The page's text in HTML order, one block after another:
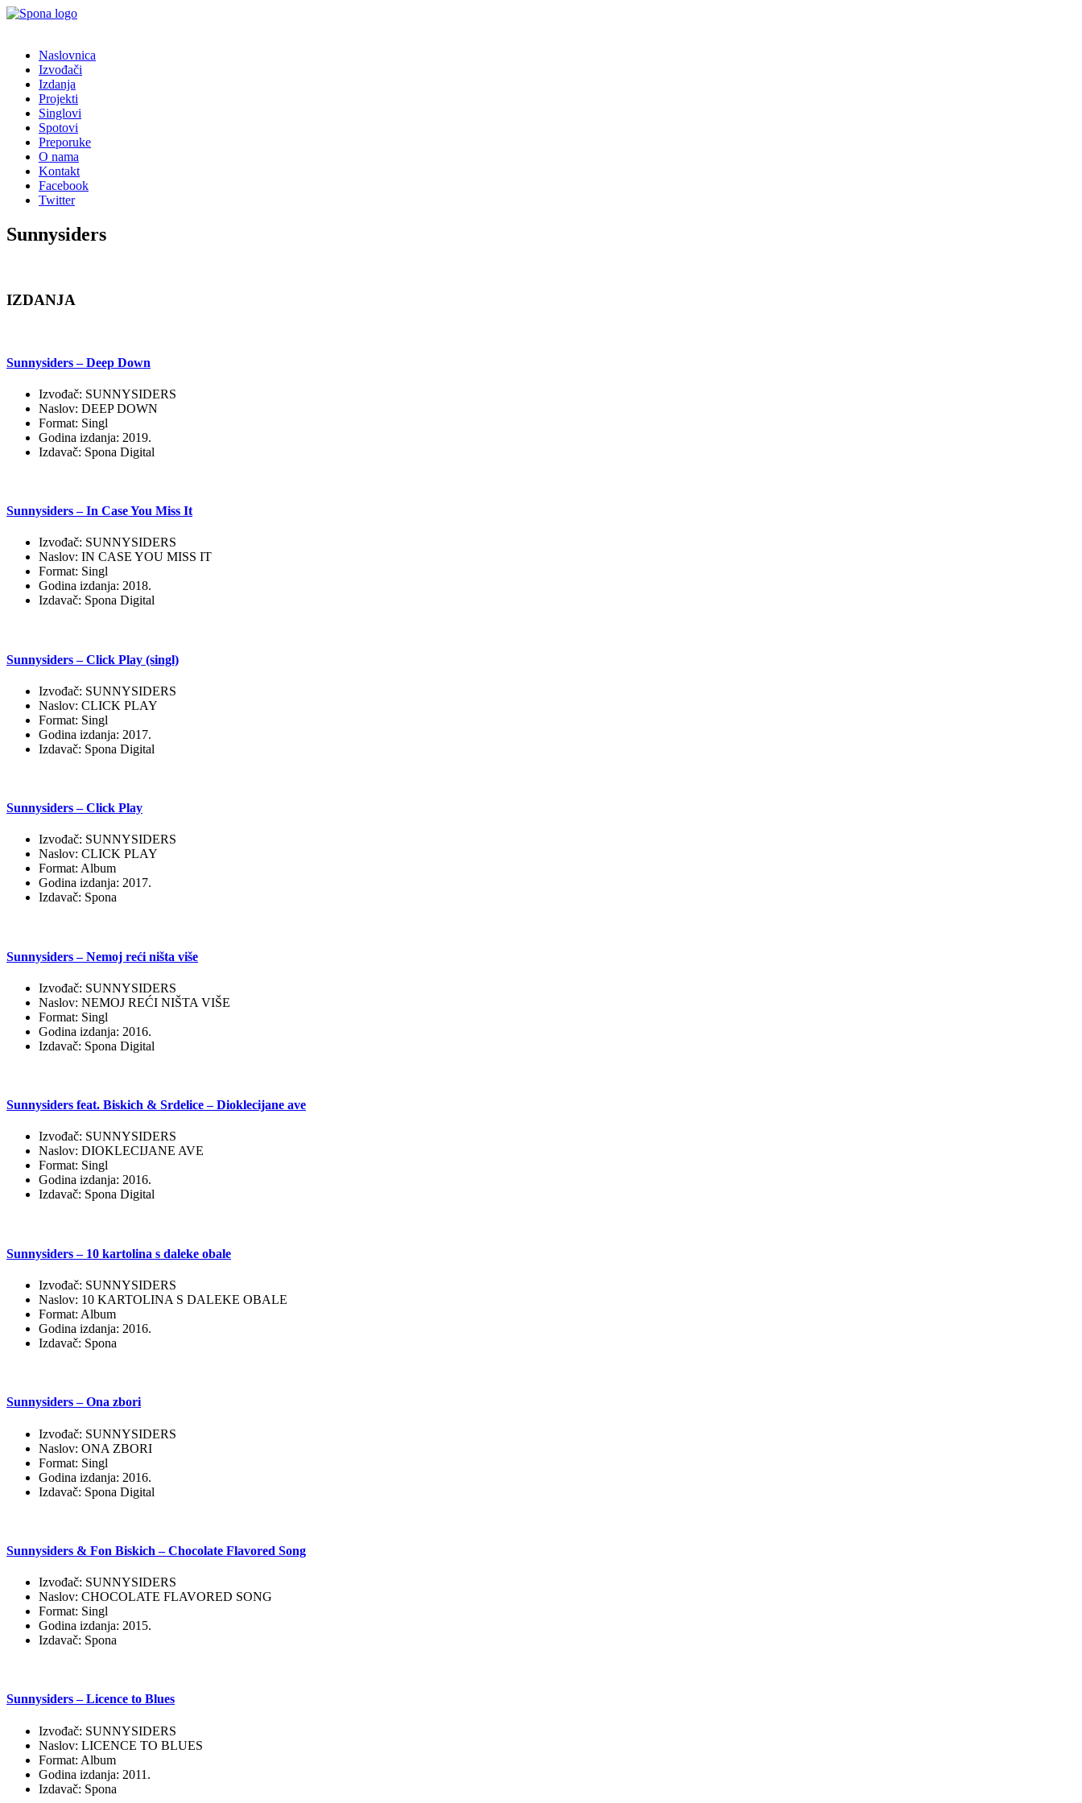
Naslovnica
Izvođači
Izdanja
Projekti
Singlovi
Spotovi
Preporuke
O nama
Kontakt
Facebook
Twitter
Sunnysiders
IZDANJA
Sunnysiders – Deep Down
Izvođač: SUNNYSIDERS
Naslov: DEEP DOWN
Format: Singl
Godina izdanja: 2019.
Izdavač: Spona Digital
Sunnysiders – In Case You Miss It
Izvođač: SUNNYSIDERS
Naslov: IN CASE YOU MISS IT
Format: Singl
Godina izdanja: 2018.
Izdavač: Spona Digital
Sunnysiders – Click Play (singl)
Izvođač: SUNNYSIDERS
Naslov: CLICK PLAY
Format: Singl
Godina izdanja: 2017.
Izdavač: Spona Digital
Sunnysiders – Click Play
Izvođač: SUNNYSIDERS
Naslov: CLICK PLAY
Format: Album
Godina izdanja: 2017.
Izdavač: Spona
Sunnysiders – Nemoj reći ništa više
Izvođač: SUNNYSIDERS
Naslov: NEMOJ REĆI NIŠTA VIŠE
Format: Singl
Godina izdanja: 2016.
Izdavač: Spona Digital
Sunnysiders feat. Biskich & Srdelice – Dioklecijane ave
Izvođač: SUNNYSIDERS
Naslov: DIOKLECIJANE AVE
Format: Singl
Godina izdanja: 2016.
Izdavač: Spona Digital
Sunnysiders – 10 kartolina s daleke obale
Izvođač: SUNNYSIDERS
Naslov: 10 KARTOLINA S DALEKE OBALE
Format: Album
Godina izdanja: 2016.
Izdavač: Spona
Sunnysiders – Ona zbori
Izvođač: SUNNYSIDERS
Naslov: ONA ZBORI
Format: Singl
Godina izdanja: 2016.
Izdavač: Spona Digital
Sunnysiders & Fon Biskich – Chocolate Flavored Song
Izvođač: SUNNYSIDERS
Naslov: CHOCOLATE FLAVORED SONG
Format: Singl
Godina izdanja: 2015.
Izdavač: Spona
Sunnysiders – Licence to Blues
Izvođač: SUNNYSIDERS
Naslov: LICENCE TO BLUES
Format: Album
Godina izdanja: 2011.
Izdavač: Spona